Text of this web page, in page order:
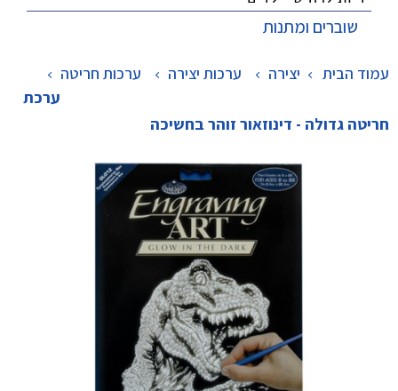
שוברים ומתנות
עמוד הבית יצירה > ערכות יצירה > ערכות חריטה >
ערכת
חריטה גדולה - דינוזאור זוהר בחשיכה